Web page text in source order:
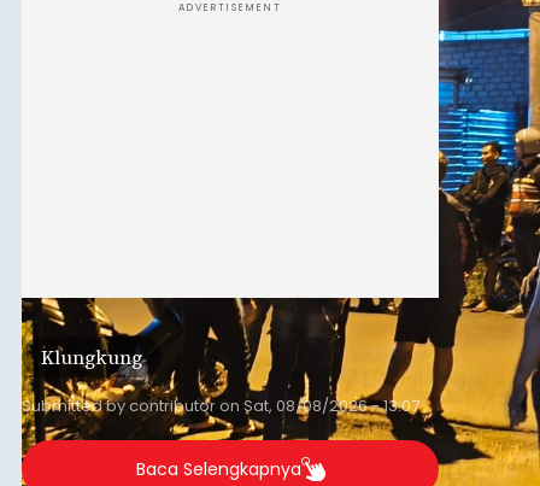
ADVERTISEMENT
Klungkung
Submitted bycontributoron Sat, 08/08/2026 - 13:07
Baca Selengkapnya